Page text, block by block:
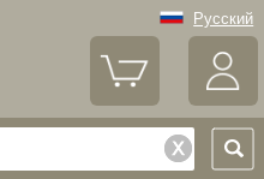
Русский